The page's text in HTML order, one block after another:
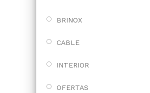
BRINOX
CABLE
INTERIOR
OFERTAS